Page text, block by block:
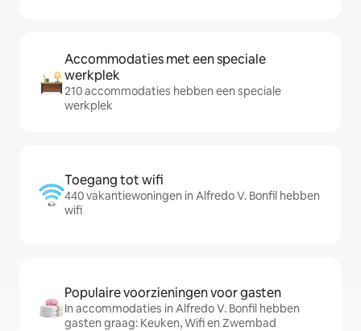
Accommodaties met een speciale
werkplek
210 accommodaties hebben een speciale
werkplek
Toegang tot wifi
440 vakantiewoningen in Alfredo V. Bonfil hebben
wifi
Populaire voorzieningen voor gasten
In accommodaties in Alfredo V. Bonfil hebben
gasten graag: Keuken, Wifi en Zwembad